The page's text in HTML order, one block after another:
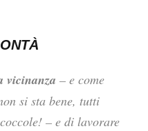
vicinanza – e come
si sta bene, tutti
– e di lavorare